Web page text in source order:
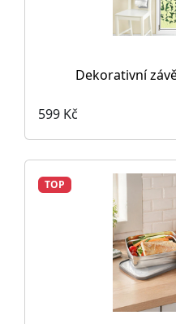
Dekorativní
599 Kč
TOP